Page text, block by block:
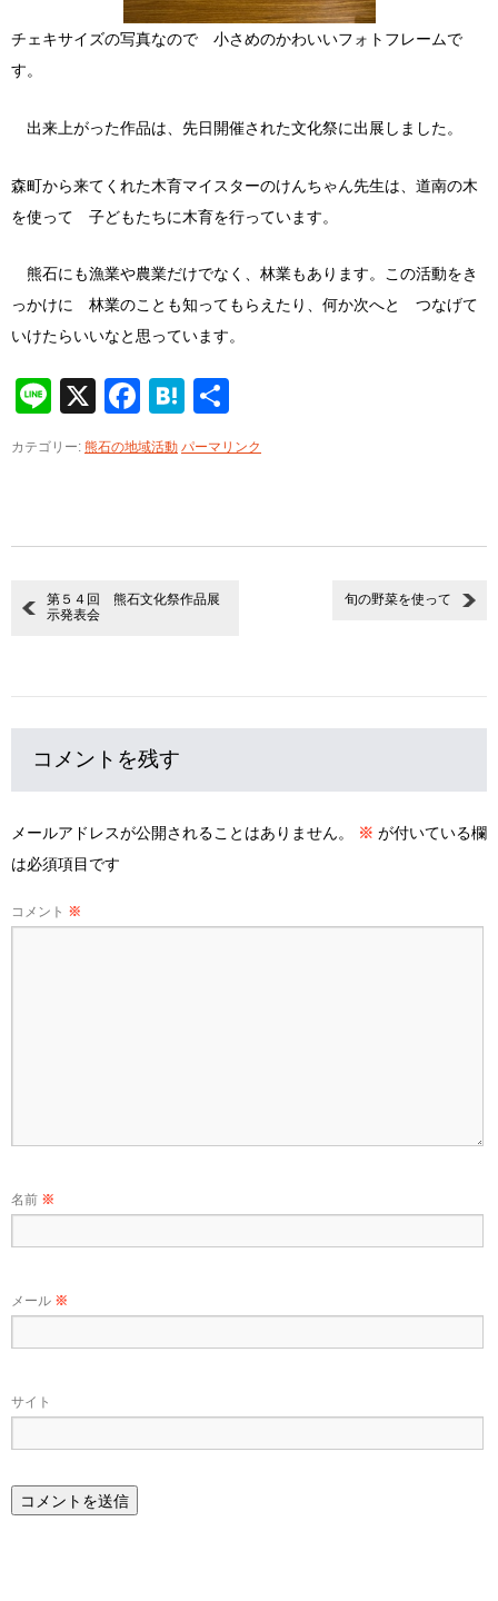
チェキサイズの写真なので 小さめのかわいいフォトフレームで
す。
出来上がった作品は、先日開催された文化祭に出展しました。
森町から来てくれた木育マイスターのけんちゃん先生は、道南の木
を使って 子どもたちに木育を行っています。
熊石にも漁業や農業だけでなく、林業もあります。この活動をき
っかけに 林業のことも知ってもらえたり、何か次へと つなげて
いけたらいいなと思っています。
Line
X Facebook
Hatena
有
カテゴリー: 熊石の地域活動 パーマリンク
第５４回 熊石文化祭作品展
示発表会
旬の野菜を使って
コメントを残す
メールアドレスが公開されることはありません。 ※ が付いている欄
は必須項目です
コメント ※
名前 ※
メール ※
サイト